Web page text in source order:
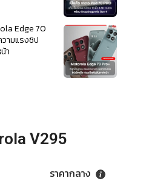
Edge 70
ามแรงชิป
า
V295
ราคากลาง